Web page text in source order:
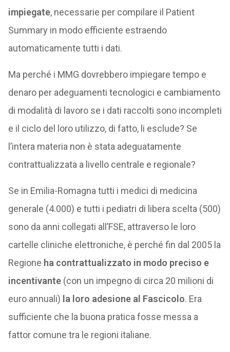
impiegate, necessarie per compilare il Patient
Summary in modo efficiente estraendo
automaticamente tutti i dati.
Ma perché i MMG dovrebbero impiegare tempo e
denaro per adeguamenti tecnologici e cambiamento
di modalità di lavoro se i dati raccolti sono incompleti
e il ciclo del loro utilizzo, di fatto, li esclude? Se
l’intera materia non è stata adeguatamente
contrattualizzata a livello centrale e regionale?
Se in Emilia-Romagna tutti i medici di medicina
generale (4.000) e tutti i pediatri di libera scelta (500)
sono da anni collegati all’FSE, attraverso le loro
cartelle cliniche elettroniche, è perché fin dal 2005 la
Regione ha contrattualizzato in modo preciso e
incentivante(con un impegno di circa 20 milioni di
euro annuali) la loro adesione al Fascicolo. Era
sufficiente che la buona pratica fosse messa a
fattor comune tra le regioni italiane.